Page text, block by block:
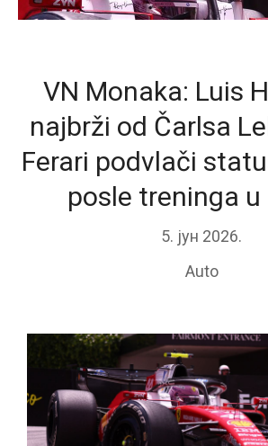
VN Monaka: Luis
najbrži od Čarlsa
Ferari podvlači
posle treninga
5. јун 2026.
Auto